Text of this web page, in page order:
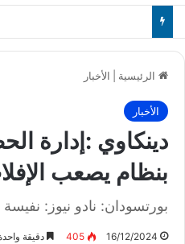
الرئيسية الأخبار
الأخبار
دينكاوي :إدارة
بنظام يصعب
بورتسودان: نادو نيوز:
16/12/2024
405 دقيقة